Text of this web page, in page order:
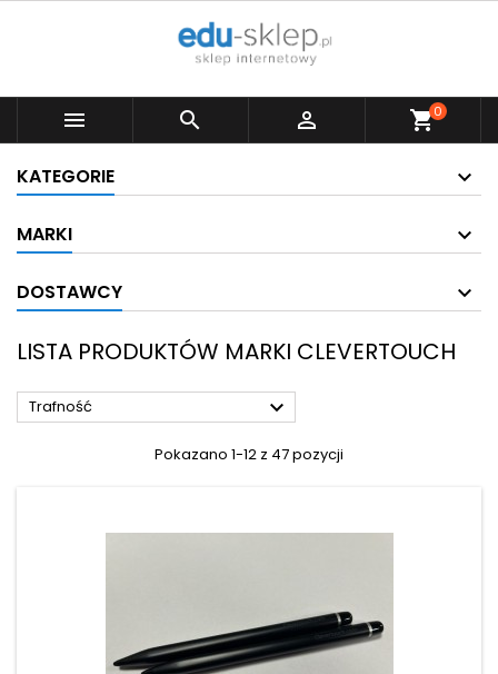
   shopping_cart0
KATEGORIE
MARKI
DOSTAWCY
LISTA PRODUKTÓW MARKI CLEVERTOUCH
Trafność 
Pokazano 1-12 z 47 pozycji